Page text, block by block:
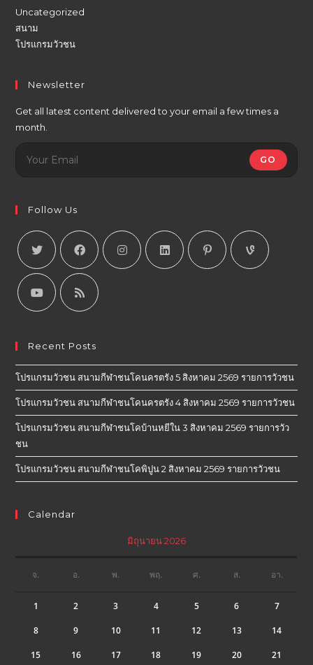
Uncategorized
สนาม
โปรแกรมวัวชน
Newsletter
Get all latest content delivered to your email a few times a
month.
GO
Follow Us
Recent Posts
โปรแกรมวัวชน สนามกีฬาชนโคนครตรัง 5 สิงหาคม 2569 รายการวัวชน
โปรแกรมวัวชน สนามกีฬาชนโคนครตรัง 4 สิงหาคม 2569 รายการวัวชน
โปรแกรมวัวชน สนามกีฬาชนโคบ้านหยีใน 3 สิงหาคม 2569 รายการวัว
ชน
โปรแกรมวัวชน สนามกีฬาชนโคพิปูน 2 สิงหาคม 2569 รายการวัวชน
Calendar
มิถุนายน 2026
จ. อ. พ. พฤ. ศ. ส. อา.
1 2 3 4 5 6 7
8 9 10 11 12 13 14
15 16 17 18 19 20 21